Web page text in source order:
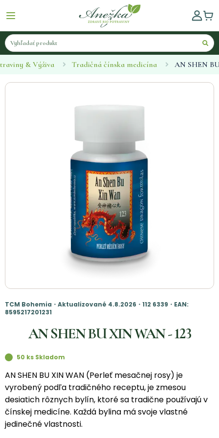
& Výživa Tradičná čínska medicína AN SHEN
TCM Bohemia・Aktualizované 4.8.2026・112 6339・EAN:
8595217201231
AN SHEN BU XIN WAN - 123
50 ks Skladom
AN SHEN BU XIN WAN (Perleť mesačnej rosy) je
vyrobený podľa tradičného receptu, je zmesou
desiatich rôznych bylín, ktoré sa tradične používajú v
čínskej medicíne. Každá bylina má svoje vlastné
jedinečné vlastnosti.